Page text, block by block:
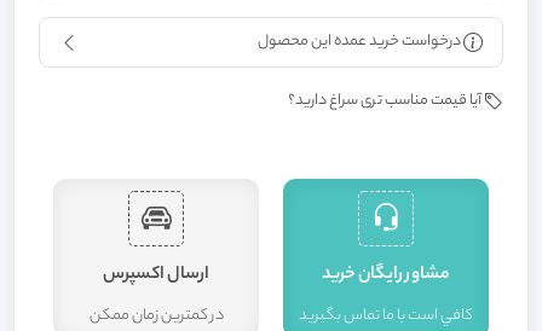
درخواست خرید عمده این محصول
آیا قیمت مناسب تری سراغ دارید؟
مشاور رايگان خريد
کافي است با ما تماس بگيريد
ارسال اکسپرس
در کمترين زمان ممکن